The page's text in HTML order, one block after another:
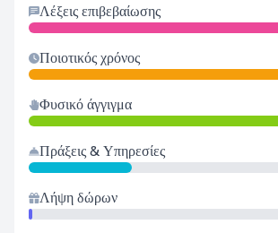
Λέξεις επιβεβαίωσης
Ποιοτικός χρόνος
Φυσικό άγγιγμα
Πράξεις & Υπηρεσίες
Λήψη δώρων